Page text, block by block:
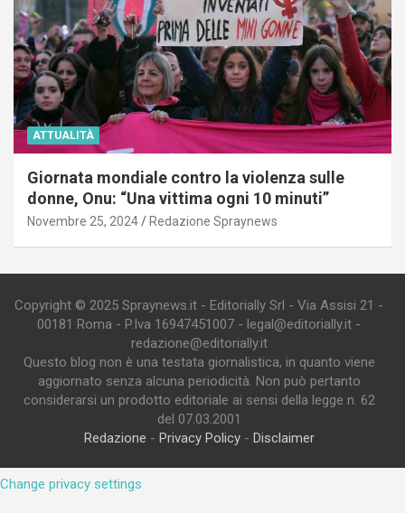
ATTUALITÀ
Giornata mondiale contro la violenza sulle
donne, Onu: “Una vittima ogni 10 minuti”
Novembre 25, 2024 Redazione Spraynews
Copyright © 2025 Spraynews.it - Editorially Srl - Via Assisi 21 -
00181 Roma - P.Iva 16947451007 - legal@editorially.it -
redazione@editorially.it
Questo blog non è una testata giornalistica, in quanto viene
aggiornato senza alcuna periodicità. Non può pertanto
considerarsi un prodotto editoriale ai sensi della legge n. 62
del 07.03.2001
Redazione - Privacy Policy- Disclaimer
Change privacy settings